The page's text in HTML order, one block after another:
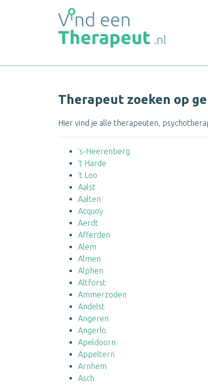
Therapeut zoeken op
Hier vind je alle therapeuten,
's-Heerenberg
't Harde
't Loo
Aalst
Aalten
Acquoy
Aerdt
Afferden
Alem
Almen
Alphen
Altforst
Ammerzoden
Andelst
Angeren
Angerlo
Apeldoorn
Appeltern
Arnhem
Asch